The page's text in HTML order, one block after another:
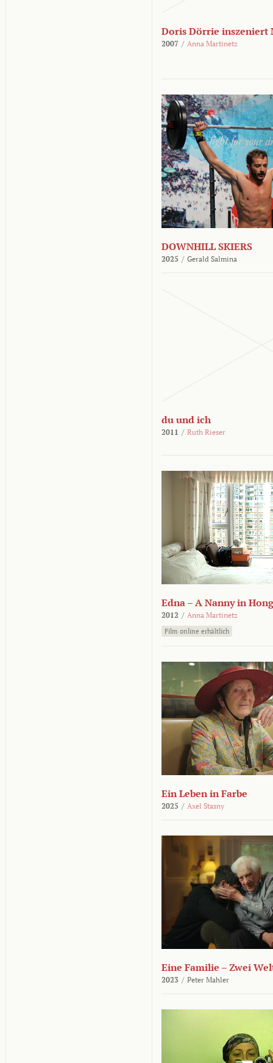
Doris Dörrie inszeniert
2007 / Anna Martinetz
DOWNHILL SKIERS
2025 / Gerald Salmina
du und ich
2011 / Ruth Rieser
Edna – A Nanny in
2012 / Anna Martinetz
Film online erhältlich
Ein Leben in Farbe
2025 / Axel Stasny
Eine Familie – Zwei
2023 / Peter Mahler